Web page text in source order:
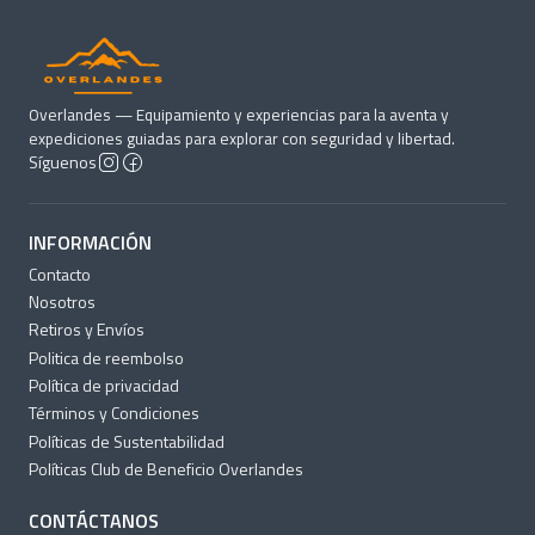
participación
Modalidad 1:
Modalidad 2:Piloto + copiloto
Modalidad 3:Piloto + copiloto + acompañantes
adicionales (maximo 4 personas)
Incluye
Guiatura especializada
Cenas y desayunos
3 noches en Cabañas
Acceso a las termas (entrada incluida)
Asistencia en ruta
Fotografías oficiales del viaje
Overlandes — Equipamiento y experiencias para la aventa y
expediciones guiadas para explorar con seguridad y libertad.
Síguenos
INFORMACIÓN
Contacto
Nosotros
Retiros y Envíos
Politica de reembolso
Política de privacidad
Términos y Condiciones
Políticas de Sustentabilidad
Políticas Club de Beneficio Overlandes
CONTÁCTANOS